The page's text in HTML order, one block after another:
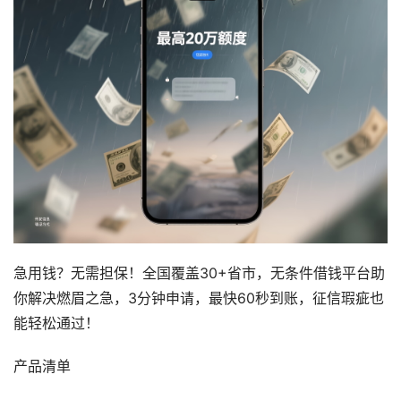
急用钱？无需担保！全国覆盖30+省市，无条件借钱平台助
你解决燃眉之急，3分钟申请，最快60秒到账，征信瑕疵也
能轻松通过！
产品清单